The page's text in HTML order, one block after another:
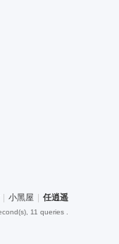
| 小黑屋 | 任逍遥
11 queries .